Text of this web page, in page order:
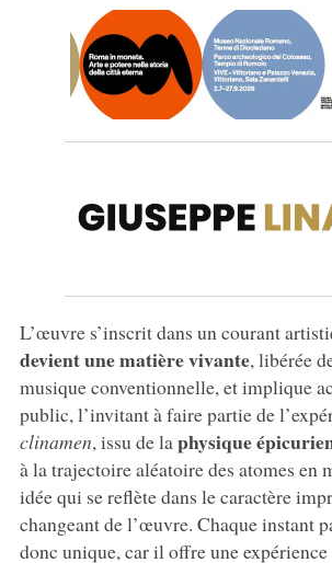
L’œuvre s’inscrit dans un courant
devient une matière vivante, libérée
musique conventionnelle, et implique
public, l’invitant à faire partie de
clinamen, issu de la physique
à la trajectoire aléatoire des atomes en
idée qui se reflète dans le caractère
changeant de l’œuvre. Chaque instant
donc unique, car il offre une